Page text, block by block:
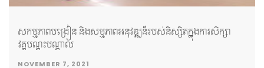
សកម្មភាពបង្រៀន និងសម្មភាពអនុវឌ្ឍន៏របស់និស្សិតក្នុងការសិក្សា
វគ្គបណ្តុះបណ្តាល
NOVEMBER 7, 2021